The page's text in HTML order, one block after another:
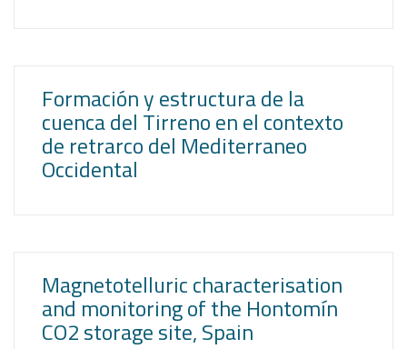
Formación y estructura de la
cuenca del Tirreno en el contexto
de retrarco del Mediterraneo
Occidental
Magnetotelluric characterisation
and monitoring of the Hontomín
CO2 storage site, Spain